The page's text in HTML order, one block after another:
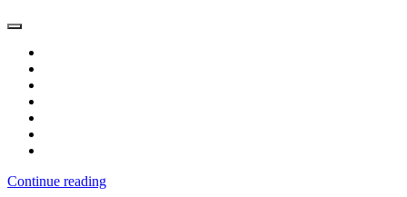
Continue reading